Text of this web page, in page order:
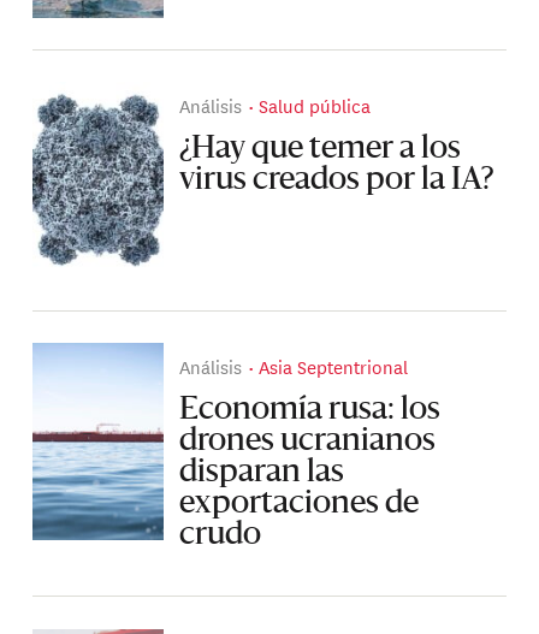
Análisis Salud pública
¿Hay que temer a los
virus creados por la IA?
Análisis Asia Septentrional
Economía rusa: los
drones ucranianos
disparan las
exportaciones de
crudo